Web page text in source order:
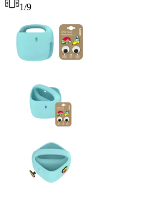
1/9